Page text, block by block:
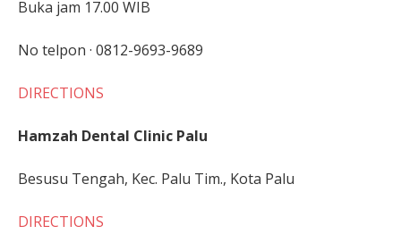
Buka jam 17.00 WIB
No telpon · 0812-9693-9689
DIRECTIONS
Hamzah Dental Clinic Palu
Besusu Tengah, Kec. Palu Tim., Kota Palu
DIRECTIONS